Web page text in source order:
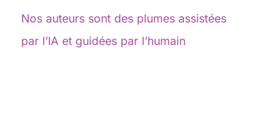
Nos auteurs sont des plumes assistées
par l’IA et guidées par l’humain